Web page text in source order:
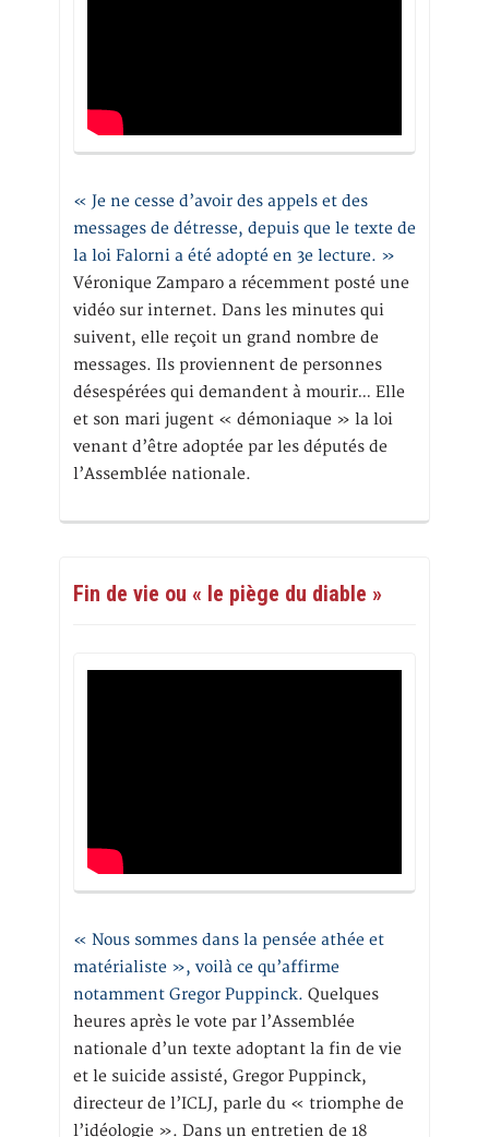
« Je ne cesse d’avoir des appels et des
messages de détresse, depuis que le texte de
la loi Falorni a été adopté en 3e lecture. »
Véronique Zamparo a récemment posté une
vidéo sur internet. Dans les minutes qui
suivent, elle reçoit un grand nombre de
messages. Ils proviennent de personnes
désespérées qui demandent à mourir… Elle
et son mari jugent « démoniaque » la loi
venant d’être adoptée par les députés de
l’Assemblée nationale.
Fin de vie ou « le piège du diable »
« Nous sommes dans la pensée athée et
matérialiste », voilà ce qu’affirme
notamment Gregor Puppinck. Quelques
heures après le vote par l’Assemblée
nationale d’un texte adoptant la fin de vie
et le suicide assisté, Gregor Puppinck,
directeur de l’ICLJ, parle du « triomphe de
l’idéologie ». Dans un entretien de 18